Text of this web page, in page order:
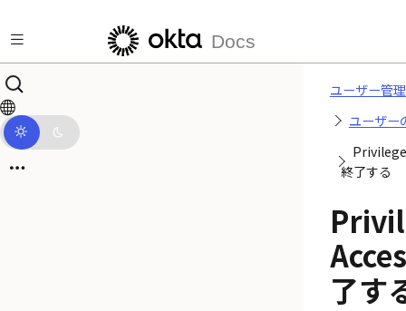
Docs
ユーザー管理
ユーザー
終了する
了す